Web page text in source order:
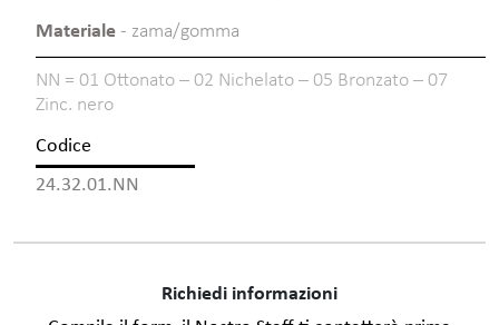
Materiale - zama/gomma
NN = 01 Ottonato – 02 Nichelato – 05 Bronzato – 07
Zinc. nero
Codice
24.32.01.NN
Richiedi informazioni